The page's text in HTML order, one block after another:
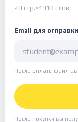
20 стр.•4918 слов
Email для
После оплаты файл
После покупки вы